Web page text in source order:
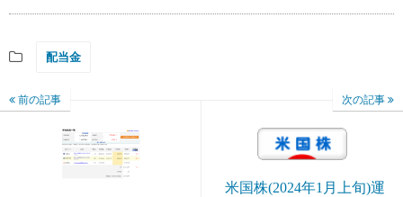
配当金
前の記事 次の記事
米国株(2024年1月上旬)運